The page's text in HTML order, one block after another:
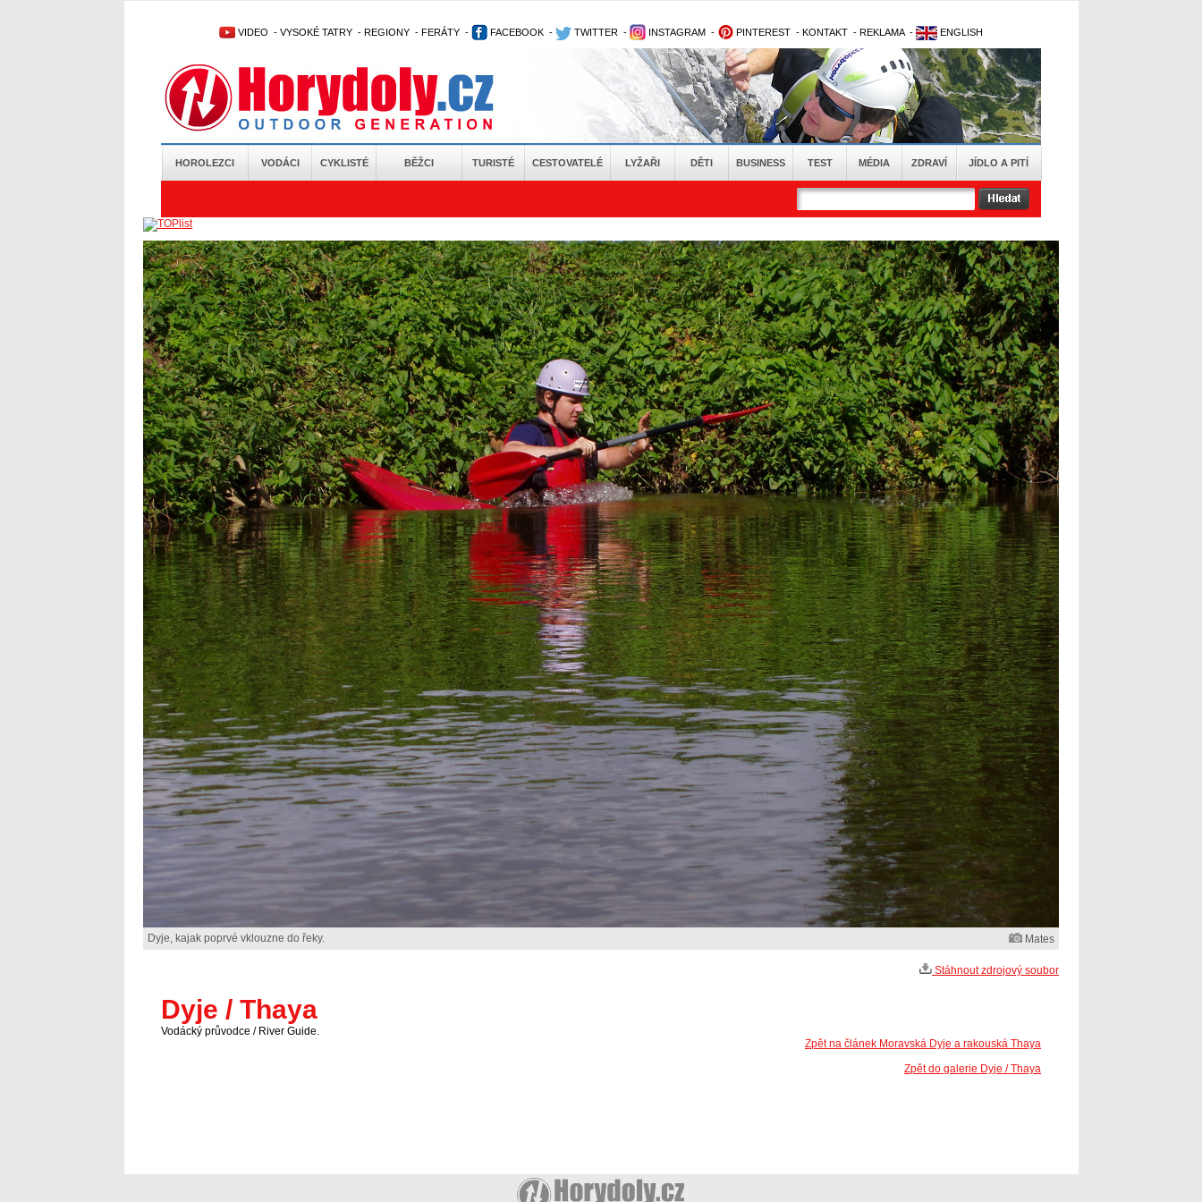
VIDEO - VYSOKÉ TATRY - REGIONY - FERÁTY - FACEBOOK - TWITTER - INSTAGRAM - PINTEREST - KONTAKT - REKLAMA - ENGLISH
HOROLEZCI VODÁCI CYKLISTÉ BĚŽCI TURISTÉ CESTOVATELÉ LYŽAŘI DĚTI BUSINESS TEST MÉDIA ZDRAVÍ JÍDLO A PITÍ
Dyje, kajak poprvé vklouzne do řeky. Mates
Stáhnout zdrojový soubor
Dyje / Thaya
Vodácký průvodce / River Guide.
Zpět na článek Moravská Dyje a rakouská Thaya
Zpět do galerie Dyje / Thaya